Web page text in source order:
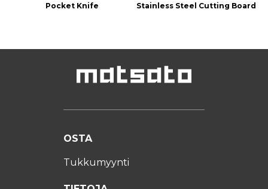
Pocket Knife Stainless Steel Cutting Board
OSTA
Tukkumyynti